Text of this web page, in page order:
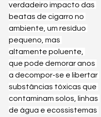
verdadeiro impacto das
beatas de cigarro no
ambiente, um resíduo
pequeno, mas
altamente poluente,
que pode demorar anos
a decompor-se e libertar
substâncias tóxicas que
contaminam solos, linhas
de água e ecossistemas